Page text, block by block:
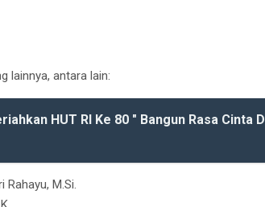
lainnya, antara lain:
HUT RI Ke 80 " Bangun Rasa Cinta
Rahayu, M.Si.